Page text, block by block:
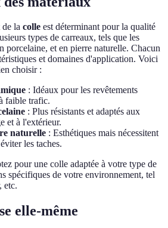
de la colle est déterminant pour la qualité
types de carreaux, tels que les
porcelaine, et en pierre naturelle. Chacun
et domaines d'application. Voici
choisir :
: Idéaux pour les revêtements
faible trafic.
: Plus résistants et adaptés aux
et à l'extérieur.
naturelle : Esthétiques mais nécessitent
les taches.
pour une colle adaptée à votre type de
spécifiques de votre environnement, tel
etc.
elle-même